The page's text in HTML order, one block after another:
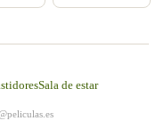
Sala de estar